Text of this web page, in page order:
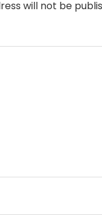
will not be